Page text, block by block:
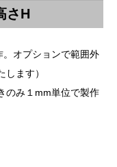
さH
オプションで範囲外
ます）
のみ１mm単位で製作